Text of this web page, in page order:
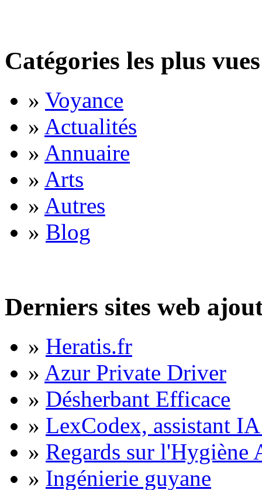
Catégories les plus vues
» Voyance
» Actualités
» Annuaire
» Arts
» Autres
» Blog
Derniers sites web
» Heratis.fr
» Azur Private Driver
» Désherbant Efficace
» LexCodex, assistant
» Regards sur l'Hygiène
» Ingénierie guyane